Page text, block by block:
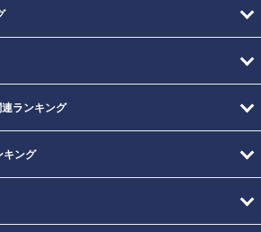
連ランキング
キング